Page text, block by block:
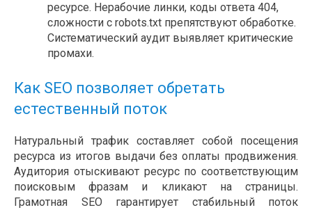
ресурсе. Нерабочие линки, коды ответа 404,
сложности с robots.txt препятствуют обработке.
Систематический аудит выявляет критические
промахи.
Как SEO позволяет обретать
естественный поток
Натуральный трафик составляет собой посещения
ресурса из итогов выдачи без оплаты продвижения.
Аудитория отыскивают ресурс по соответствующим
поисковым фразам и кликают на страницы.
Грамотная SEO гарантирует стабильный поток